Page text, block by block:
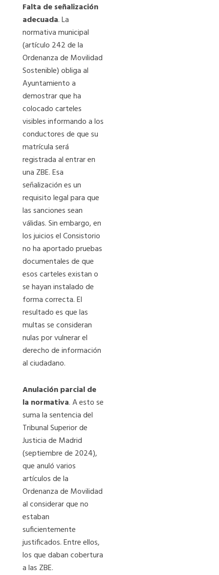
Falta de señalización
adecuada. La
normativa municipal
(artículo 242 de la
Ordenanza de Movilidad
Sostenible) obliga al
Ayuntamiento a
demostrar que ha
colocado carteles
visibles informando a los
conductores de que su
matrícula será
registrada al entrar en
una ZBE. Esa
señalización es un
requisito legal para que
las sanciones sean
válidas. Sin embargo, en
los juicios el Consistorio
no ha aportado pruebas
documentales de que
esos carteles existan o
se hayan instalado de
forma correcta. El
resultado es que las
multas se consideran
nulas por vulnerar el
derecho de información
al ciudadano.
Anulación parcial de
la normativa. A esto se
suma la sentencia del
Tribunal Superior de
Justicia de Madrid
(septiembre de 2024),
que anuló varios
artículos de la
Ordenanza de Movilidad
al considerar que no
estaban
suficientemente
justificados. Entre ellos,
los que daban cobertura
a las ZBE.